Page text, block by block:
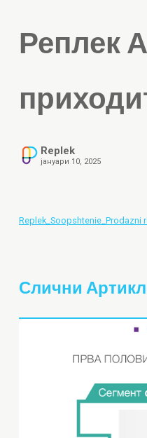
Реплек
Replek
јануари 10, 2025
Replek_Soopshtenie_Prodazni
Слични